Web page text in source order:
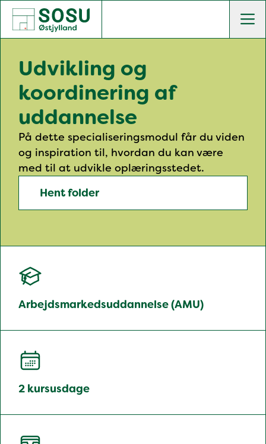
SOSU Østjylland | Gør dig klogere på livet
Udvikling og
koordinering af
uddannelse
På dette specialiseringsmodul får du viden
og inspiration til, hvordan du kan være
med til at udvikle oplæringsstedet.
Hent folder
Arbejdsmarkedsuddannelse (AMU)
2 kursusdage